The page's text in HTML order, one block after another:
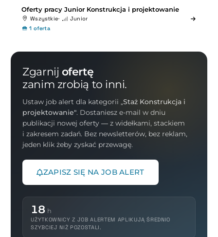
Oferty pracy Junior Konstrukcja i projektowanie
Wszystkie
Junior
1 oferta
Zgarnij ofertę
zanim zrobią to inni.
Ustaw job alert dla kategorii„Staż Konstrukcja i
projektowanie". Dostaniesz e-mail w dniu
publikacji nowej oferty — z widełkami, stackiem
i zakresem zadań. Bez newsletterów, bez reklam,
jeden klik żeby zyskać przewagę.
ZAPISZ SIĘ NA JOB ALERT
18 h
UŻYTKOWNICY Z JOB ALERTEM APLIKUJĄ ŚREDNIO
SZYBCIEJ NIŻ POZOSTALI.